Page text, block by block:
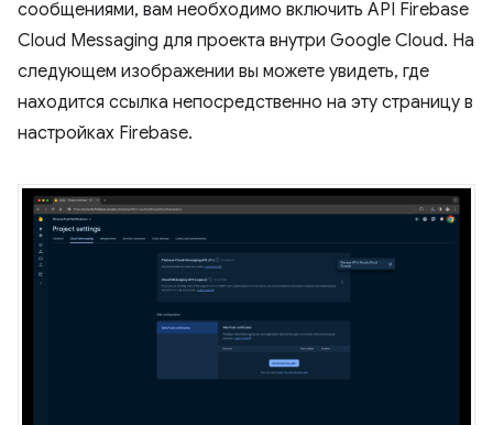
сообщениями, вам необходимо включить API Firebase
Cloud Messaging для проекта внутри Google Cloud. На
следующем изображении вы можете увидеть, где
находится ссылка непосредственно на эту страницу в
настройках Firebase.